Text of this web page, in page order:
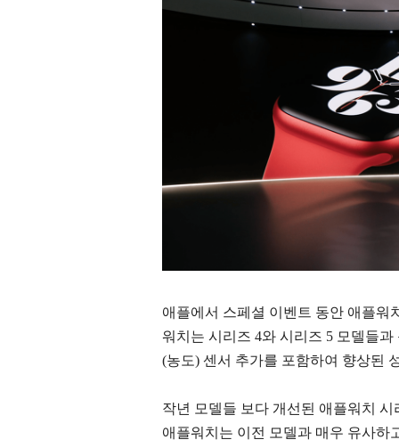
애플에서 스페셜 이벤트 동안 애플워
워치는 시리즈 4와 시리즈 5 모델들
(농도) 센서 추가를 포함하여 향상된
작년 모델들 보다 개선된 애플워치
애플워치는 이전 모델과 매우 유사하